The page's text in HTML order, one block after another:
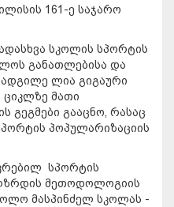
161-ე საჯარო
სკოლის სპორტის
განათლებისა და
ლია გიგაური
ციკლზე მათი
გეგმები გააცნო, რასაც
პოპულარიზაციის
სპორტის
მეთოდოლოგიის
მასპინძელ სკოლას -